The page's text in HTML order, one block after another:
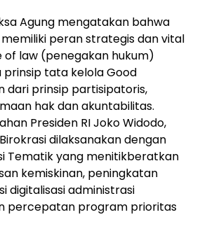
Agung mengatakan bahwa
peran strategis dan vital
of law (penegakan hukum)
prinsip tata kelola Good
dari prinsip partisipatoris,
hak dan akuntabilitas.
Presiden RI Joko Widodo,
dilaksanakan dengan
Tematik yang menitikberatkan
kemiskinan, peningkatan
digitalisasi administrasi
percepatan program prioritas